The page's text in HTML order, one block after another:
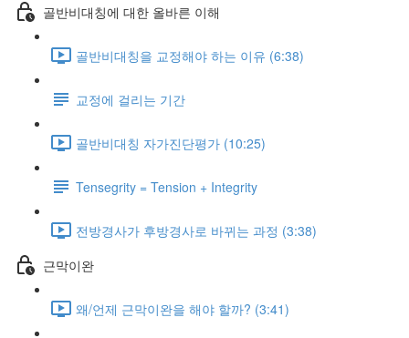
골반비대칭에 대한 올바른 이해
골반비대칭을 교정해야 하는 이유 (6:38)
교정에 걸리는 기간
골반비대칭 자가진단평가 (10:25)
Tensegrity = Tension + Integrity
전방경사가 후방경사로 바뀌는 과정 (3:38)
근막이완
왜/언제 근막이완을 해야 할까? (3:41)